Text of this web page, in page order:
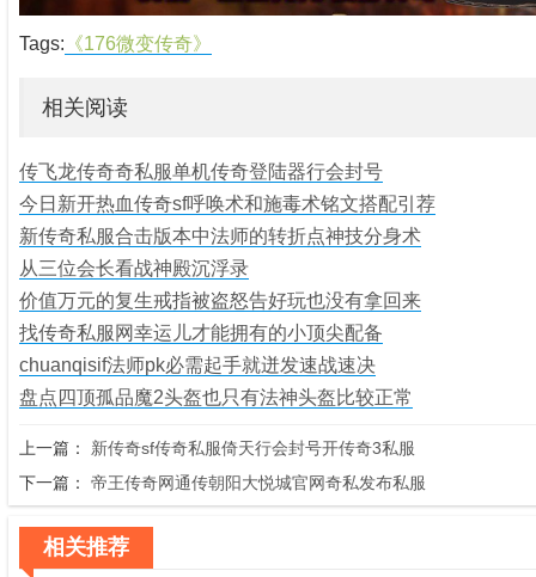
Tags: 《176微变传奇》
相关阅读
传飞龙传奇奇私服单机传奇登陆器行会封号
今日新开热血传奇sf呼唤术和施毒术铭文搭配引荐
新传奇私服合击版本中法师的转折点神技分身术
从三位会长看战神殿沉浮录
价值万元的复生戒指被盗怒告好玩也没有拿回来
找传奇私服网幸运儿才能拥有的小顶尖配备
chuanqisif法师pk必需起手就迸发速战速决
盘点四顶孤品魔2头盔也只有法神头盔比较正常
上一篇： 新传奇sf传奇私服倚天行会封号开传奇3私服
下一篇： 帝王传奇网通传朝阳大悦城官网奇私发布私服
相关推荐